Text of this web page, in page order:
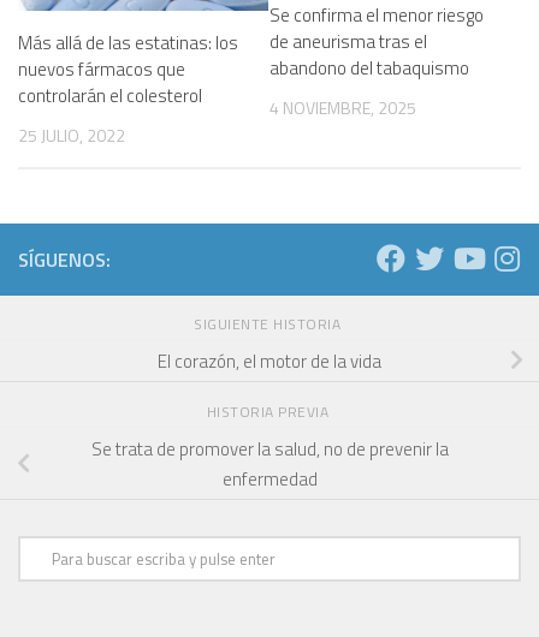
Más allá de las estatinas: los
nuevos fármacos que
controlarán el colesterol
25 JULIO, 2022
Se confirma el menor riesgo
de aneurisma tras el
abandono del tabaquismo
4 NOVIEMBRE, 2025
SÍGUENOS:
SIGUIENTE HISTORIA
El corazón, el motor de la vida
HISTORIA PREVIA
Se trata de promover la salud, no de prevenir la
enfermedad